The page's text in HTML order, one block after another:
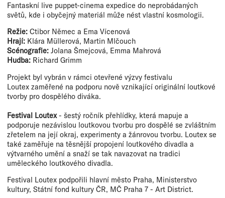
Fantaskní live puppet-cinema expedice do neprobádaných
světů, kde i obyčejný materiál může nést vlastní kosmologii.
Režie: Ctibor Němec a Ema Vícenová
Hrají: Klára Müllerová, Martin Mlčouch
Scénografie: Jolana Šmejcová, Emma Mahrová
Hudba: Richard Grimm
Projekt byl vybrán v rámci otevřené výzvy festivalu
Loutex zaměřené na podporu nově vznikající originální loutkové
tvorby pro dospělého diváka.
Festival Loutex- šestý ročník přehlídky, která mapuje a
podporuje nezávislou loutkovou tvorbu pro dospělé se zvláštním
zřetelem na její okraj, experimenty a žánrovou tvorbu. Loutex se
také zaměřuje na těsnější propojení loutkového divadla a
výtvarného umění a snaží se tak navazovat na tradici
uměleckého loutkového divadla.
Festival Loutex podpořili hlavní město Praha, Ministerstvo
kultury, Státní fond kultury ČR, MČ Praha 7 - Art District.